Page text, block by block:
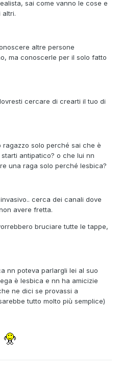
sai come vanno le cose e
altri.
altre persone
ma conoscerle per il solo fatto
cercare di crearti il tuo di
solo perché sai che è
antipatico? o che lui nn
una raga solo perché lesbica?
cerca dei canali dove
avere fretta.
bruciare tutte le tappe,
nn poteva parlargli lei al suo
è lesbica e nn ha amicizie
ne dici se provassi a
tutto molto più semplice)